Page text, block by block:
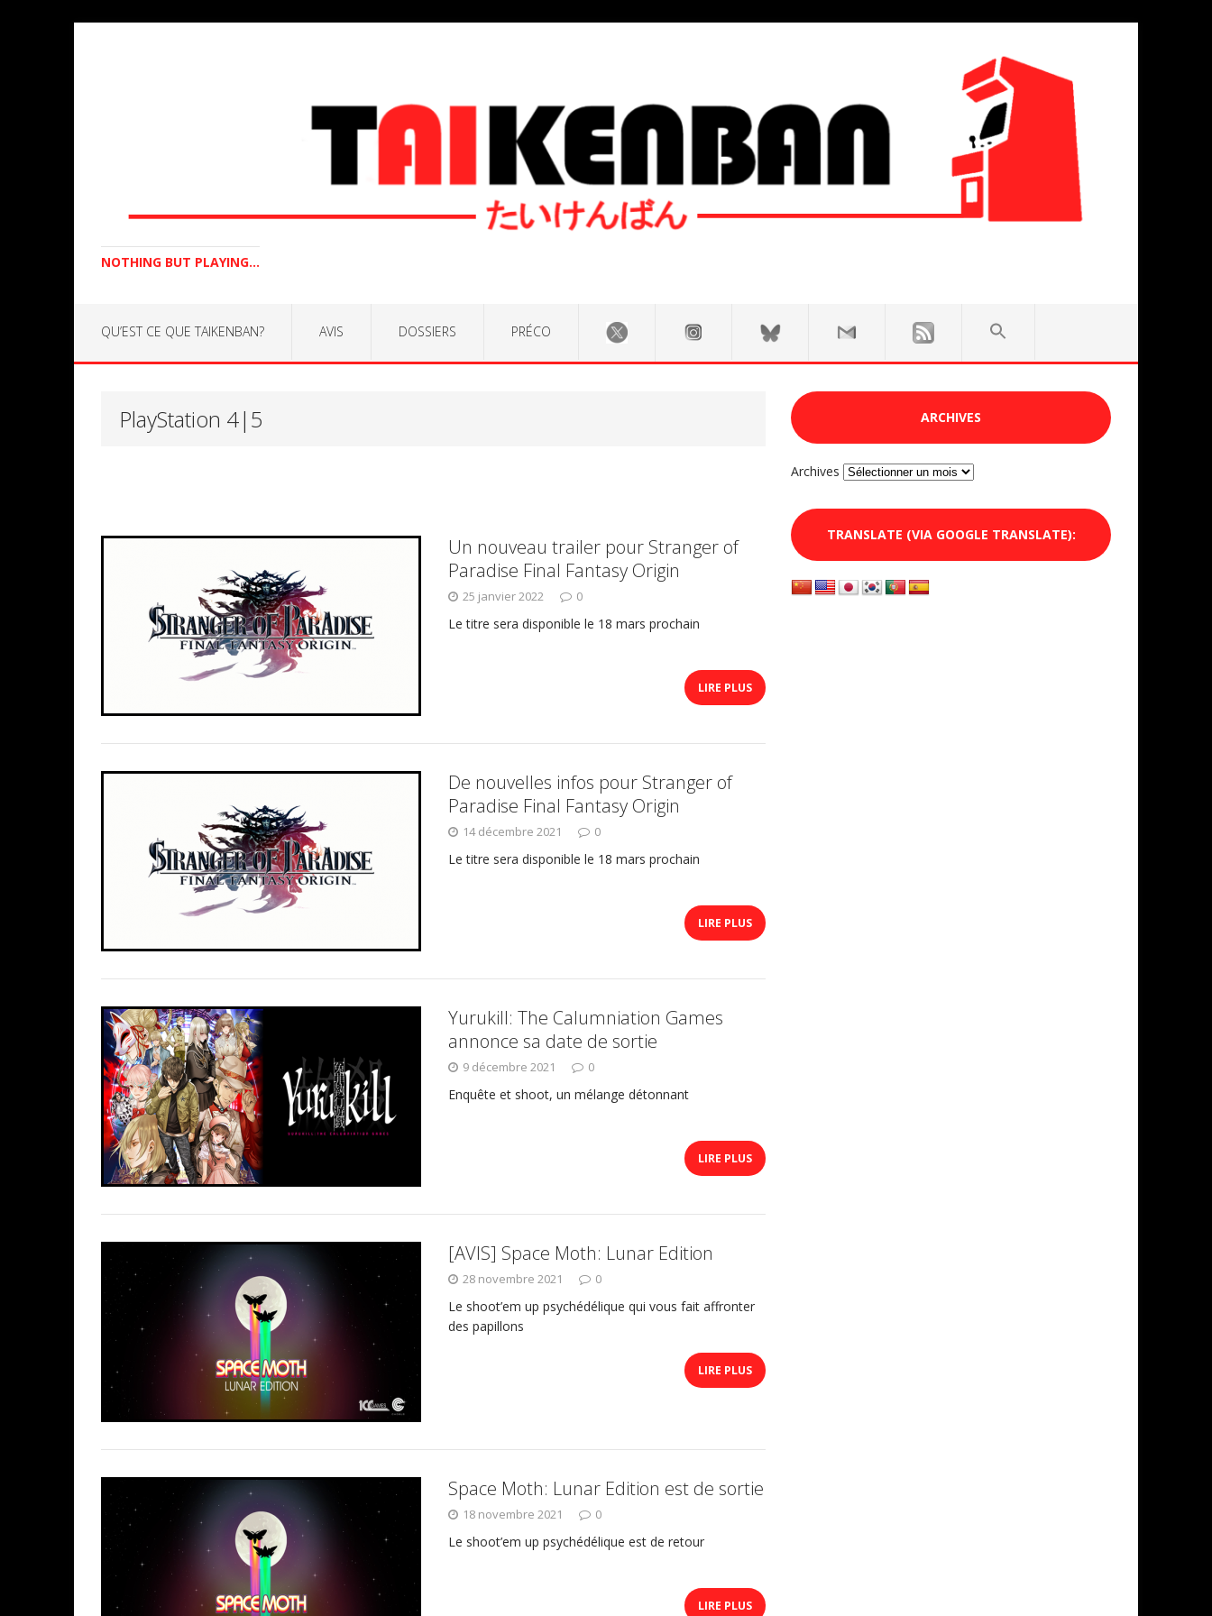
NOTHING BUT PLAYING...
QU’EST CE QUE TAIKENBAN? AVIS DOSSIERS PRÉCO
PlayStation 4|5
Un nouveau trailer pour Stranger of
Paradise Final Fantasy Origin
25 janvier 2022 0
Le titre sera disponible le 18 mars prochain
LIRE PLUS
De nouvelles infos pour Stranger of
Paradise Final Fantasy Origin
14 décembre 2021 0
Le titre sera disponible le 18 mars prochain
LIRE PLUS
Yurukill: The Calumniation Games
annonce sa date de sortie
9 décembre 2021 0
Enquête et shoot, un mélange détonnant
LIRE PLUS
[AVIS] Space Moth: Lunar Edition
28 novembre 2021 0
Le shoot’em up psychédélique qui vous fait affronter
des papillons
LIRE PLUS
Space Moth: Lunar Edition est de sortie
18 novembre 2021 0
Le shoot’em up psychédélique est de retour
LIRE PLUS
ARCHIVES
Archives
TRANSLATE (VIA GOOGLE TRANSLATE):